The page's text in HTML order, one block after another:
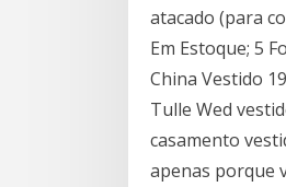
atacado (para
Em Estoque; 5
China Vestido
Tulle Wed
casamento
apenas porque